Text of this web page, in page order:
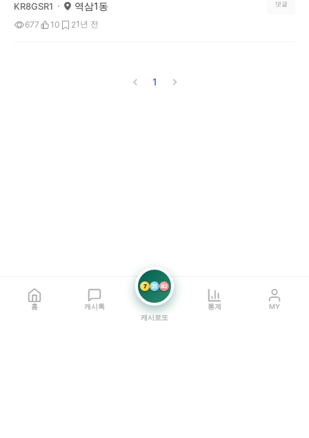
KR8GSR1 역삼1동
677 10 21년 전
댓글
1
홈 캐시톡
7 21 42
캐시로또
통계 MY